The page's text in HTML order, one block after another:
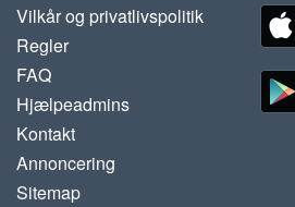
Vilkår og privatlivspolitik
Regler
FAQ
Hjælpeadmins
Kontakt
Annoncering
Sitemap